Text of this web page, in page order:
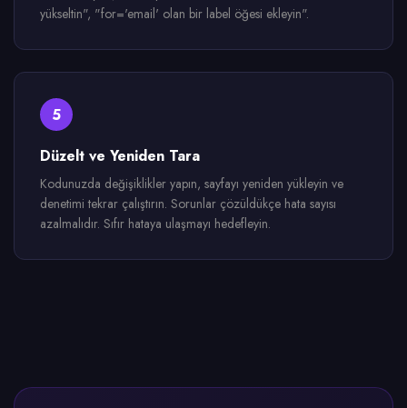
yükseltin", "for='email' olan bir label öğesi ekleyin".
5
Düzelt ve Yeniden Tara
Kodunuzda değişiklikler yapın, sayfayı yeniden yükleyin ve
denetimi tekrar çalıştırın. Sorunlar çözüldükçe hata sayısı
azalmalıdır. Sıfır hataya ulaşmayı hedefleyin.